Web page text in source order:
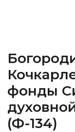
фонды
(Ф-134)